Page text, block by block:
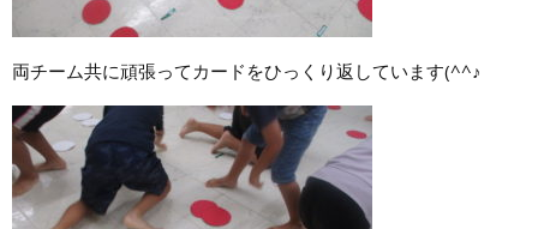
両チーム共に頑張ってカードをひっくり返しています(^^♪